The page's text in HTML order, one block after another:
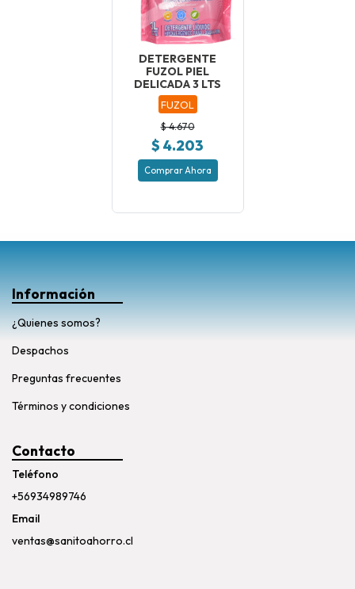
DETERGENTE
FUZOL PIEL
DELICADA 3 LTS
FUZOL
$ 4.670
$ 4.203
Comprar Ahora
Información
¿Quienes somos?
Despachos
Preguntas frecuentes
Términos y condiciones
Contacto
Teléfono
+56934989746
Email
ventas@sanitoahorro.cl